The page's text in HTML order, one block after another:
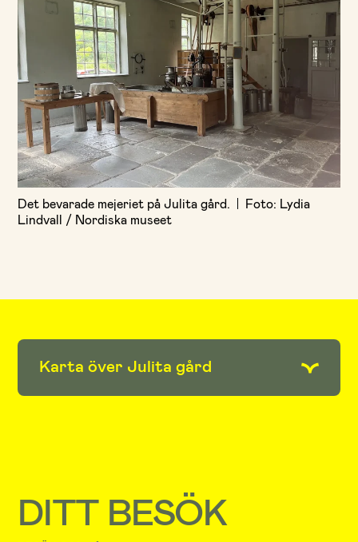
Det bevarade mejeriet på Julita gård.
Foto: Lydia
Lindvall / Nordiska museet
Karta över Julita gård
DITT BESÖK